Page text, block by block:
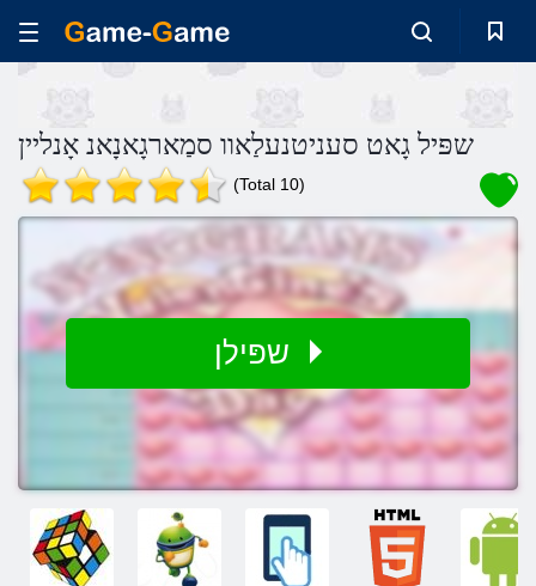
שפּיל גָאט סעניטנעלַאוו סמַארגָאנָאנ אָנליין
(Total 10)